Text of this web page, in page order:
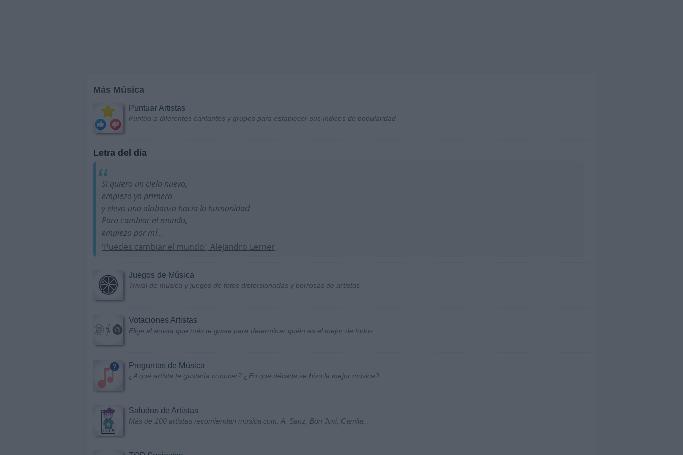
Más Música
Puntuar Artistas
Puntúa a diferentes cantantes y grupos para establecer sus índices de popularidad
Letra del día
Si quiero un cielo nuevo,
empiezo yo primero
y elevo una alabanza hacia la humanidad
Para cambiar el mundo,
empiezo por mí...
'Puedes cambiar el mundo', Alejandro Lerner
Juegos de Música
Trivial de música y juegos de fotos distorsionadas y borrosas de artistas
Votaciones Artistas
Elige al artista que más te guste para determinar quién es el mejor de todos
Preguntas de Música
¿A qué artista te gustaría conocer? ¿En qué década se hizo la mejor música?...
Saludos de Artistas
Más de 100 artistas recomiendan musica.com: A. Sanz, Bon Jovi, Camila...